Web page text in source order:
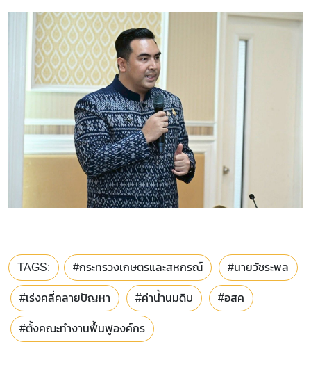
TAGS: #กระทรวงเกษตรและสหกรณ์ #นายวัชระพล
#เร่งคลี่คลายปัญหา #ค่าน้ำนมดิบ #อสค
#ตั้งคณะทำงานฟื้นฟูองค์กร